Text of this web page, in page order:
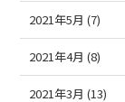
2021年5月 (7)
2021年4月 (8)
2021年3月 (13)